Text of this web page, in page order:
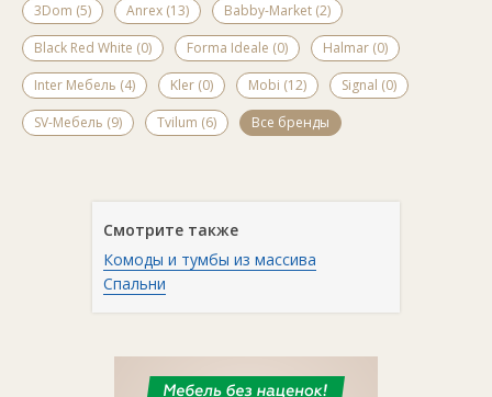
3Dom (5) Anrex (13)
Babby-Market (2)
Black Red White (0)
Forma Ideale (0)
Halmar (0)
Inter Мебель (4)
Kler (0) Mobi (12)
Signal (0)
SV-Мебель (9)
Tvilum (6) Все бренды
Смотрите также
Комоды и тумбы из массива
Спальни